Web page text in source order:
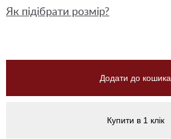
Як підібрати розмір?
Додати до кошика
Купити в 1 клік